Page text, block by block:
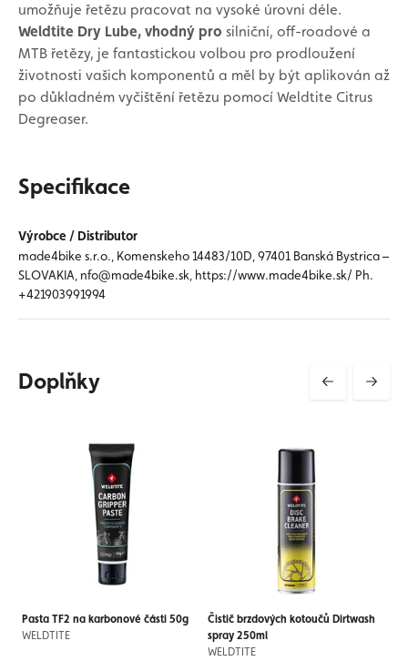
umožňuje řetězu pracovat na vysoké úrovni déle.
Weldtite Dry Lube, vhodný pro silniční, off-roadové a
MTB řetězy, je fantastickou volbou pro prodloužení
životnosti vašich komponentů a měl by být aplikován až
po důkladném vyčištění řetězu pomocí Weldtite Citrus
Degreaser.
Specifikace
Výrobce / Distributor
made4bike s.r.o., Komenskeho 14483/10D, 97401 Banská Bystrica –
SLOVAKIA, nfo@made4bike.sk, https://www.made4bike.sk/ Ph.
+421903991994
Doplňky
Pasta TF2 na karbonové části 50g
WELDTITE
Čistič brzdových kotoučů Dirtwash
spray 250ml
WELDTITE